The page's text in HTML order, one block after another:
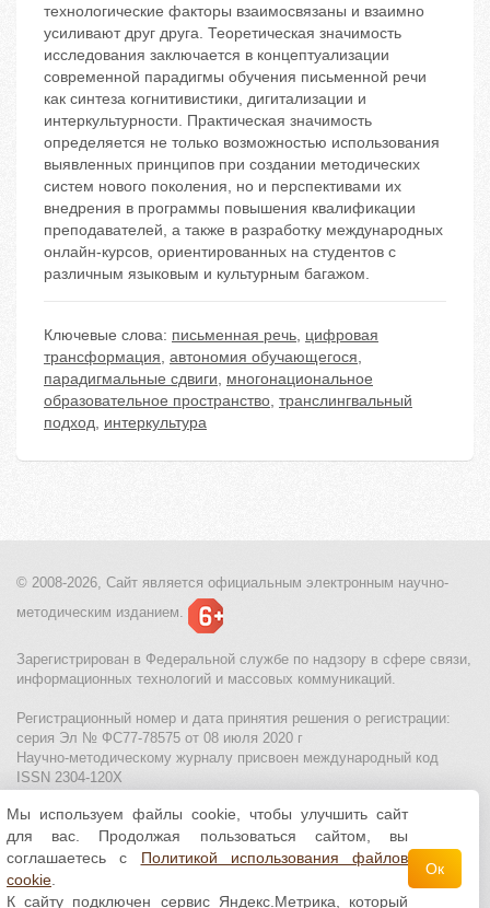
технологические факторы взаимосвязаны и взаимно
усиливают друг друга. Теоретическая значимость
исследования заключается в концептуализации
современной парадигмы обучения письменной речи
как синтеза когнитивистики, дигитализации и
интеркультурности. Практическая значимость
определяется не только возможностью использования
выявленных принципов при создании методических
систем нового поколения, но и перспективами их
внедрения в программы повышения квалификации
преподавателей, а также в разработку международных
онлайн-курсов, ориентированных на студентов с
различным языковым и культурным багажом.
Ключевые слова: письменная речь, цифровая
трансформация, автономия обучающегося,
парадигмальные сдвиги, многонациональное
образовательное пространство, транслингвальный
подход, интеркультура
© 2008-2026, Сайт является официальным электронным научно-
методическим изданием.
Зарегистрирован в Федеральной службе по надзору в сфере связи,
информационных технологий и массовых коммуникаций.
Регистрационный номер и дата принятия решения о регистрации:
серия Эл № ФС77-78575 от 08 июля 2020 г
Научно-методическому журналу присвоен международный код
ISSN 2304-120X
МЦИТО|Школьные олимпиады и онлайн конкурсы для детей
Политика использования файлов cookie| Политика обработки и
защиты персональных данных
Все материалы доступны полицензии Creative
Мы используем файлы cookie, чтобы улучшить сайт
для вас. Продолжая пользоваться сайтом, вы
соглашаетесь с Политикой использования файлов
cookie
К сайту подключен сервис Яндекс.Метрика, который
Ок